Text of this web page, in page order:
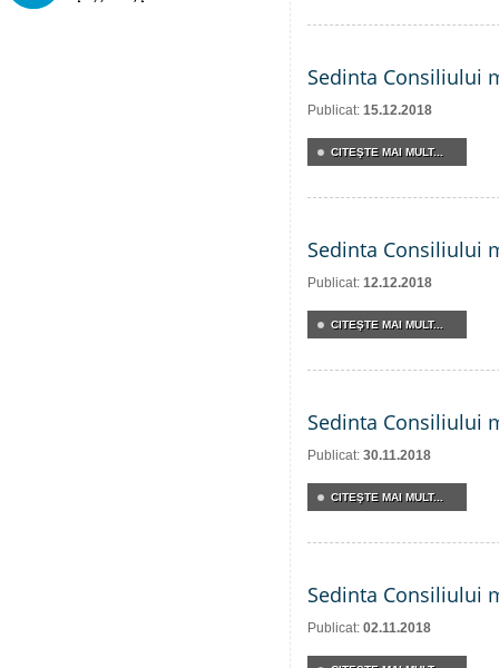
Sedinta Consiliului
Publicat: 15.12.2018
CITEŞTE MAI MULT...
Sedinta Consiliului
Publicat: 12.12.2018
CITEŞTE MAI MULT...
Sedinta Consiliului
Publicat: 30.11.2018
CITEŞTE MAI MULT...
Sedinta Consiliului
Publicat: 02.11.2018